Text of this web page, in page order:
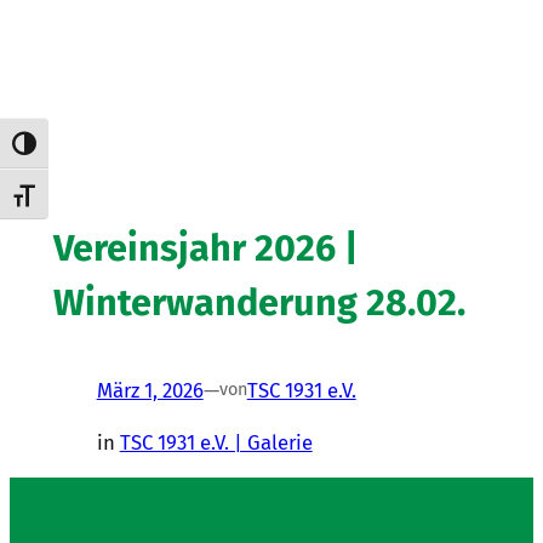
Umschalten auf hohe Kontraste
Schrift vergrößern
Vereinsjahr 2026 |
Winterwanderung 28.02.
März 1, 2026—vonTSC 1931 e.V.
in TSC 1931 e.V. | Galerie